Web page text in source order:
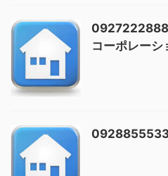
0927222888
コーポレーシ
0928855533